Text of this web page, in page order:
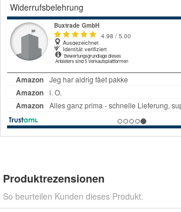
Widerrufsbelehrung
Produktrezensionen
So beurteilen Kunden dieses Produkt.